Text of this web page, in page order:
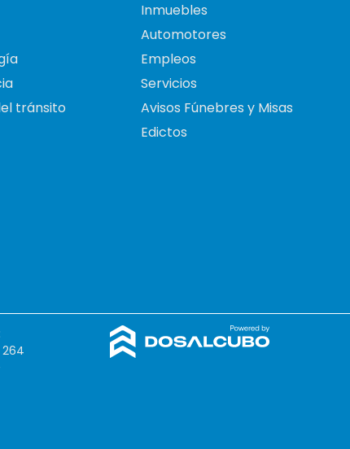
tránsito
Inmuebles
Automotores
Empleos
Servicios
Avisos Fúnebres y Misas
Edictos